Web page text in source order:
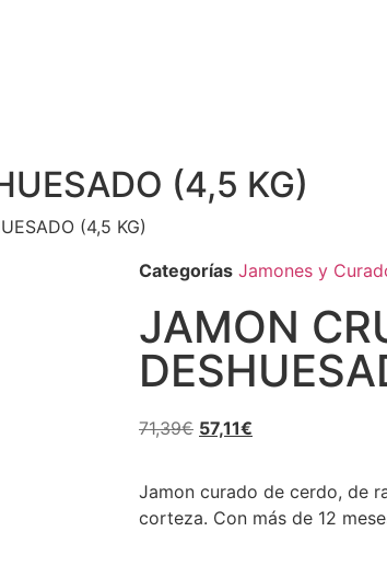
(4,5 KG)
(4,5 KG)
Categorías Jamones y
JAMON
71,39€ 57,11€
Jamon curado de cerdo, de
corteza. Con más de 12